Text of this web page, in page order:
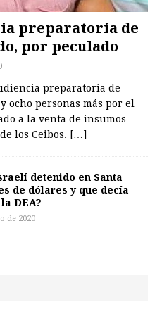
preparatoria de
por peculado
preparatoria de
ocho personas más por el
a la venta de insumos
los Ceibos. […]
detenido en Santa
de dólares y que decía
DEA?
de 2020